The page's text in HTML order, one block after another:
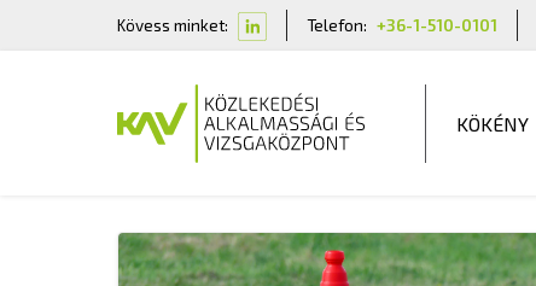
Kövess minket: Telefon: +36-1-510-0101
KÖKÉNY